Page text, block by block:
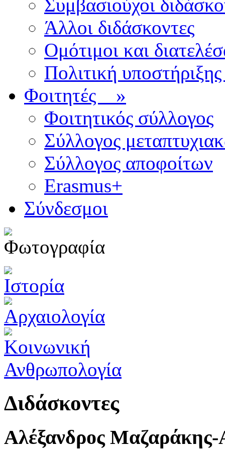
Συμβασιούχοι
Άλλοι διδάσκοντες
Ομότιμοι και
Πολιτική
Φοιτητές »
Φοιτητικός σύλλογος
Σύλλογος
Σύλλογος αποφοίτων
Erasmus+
Σύνδεσμοι
Διδάσκοντες
Αλέξανδρος Μαζαράκης-